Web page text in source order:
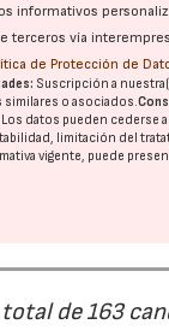
informativos
terceros vía
de Protección de
Suscripción a
similares o asociados.
Los datos pueden cederse
limitación del
vigente, puede
de 163